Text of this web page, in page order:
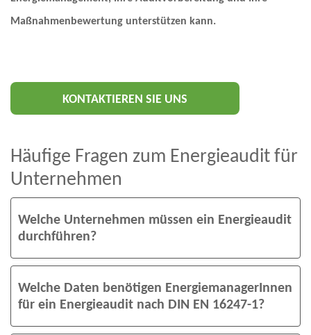
Maßnahmenbewertung unterstützen kann.
KONTAKTIEREN SIE UNS
Häufige Fragen zum Energieaudit für
Unternehmen
Welche Unternehmen müssen ein Energieaudit
durchführen?
Welche Daten benötigen EnergiemanagerInnen
für ein Energieaudit nach DIN EN 16247-1?